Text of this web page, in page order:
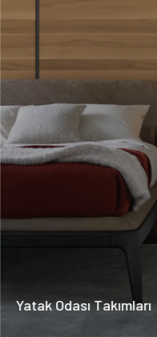
Yatak Odası Takımları